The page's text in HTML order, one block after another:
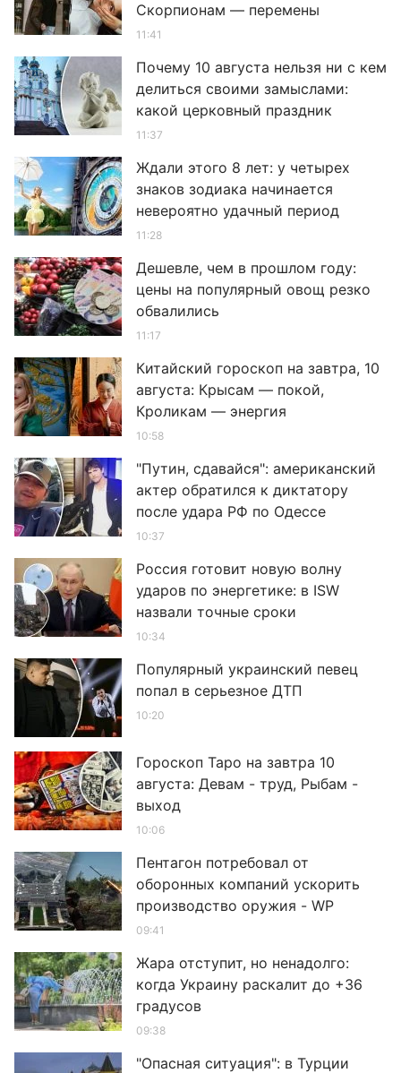
Скорпионам — перемены
11:41
Почему 10 августа нельзя ни с кем
делиться своими замыслами:
какой церковный праздник
11:37
Ждали этого 8 лет: у четырех
знаков зодиака начинается
невероятно удачный период
11:28
Дешевле, чем в прошлом году:
цены на популярный овощ резко
обвалились
11:17
Китайский гороскоп на завтра, 10
августа: Крысам — покой,
Кроликам — энергия
10:58
"Путин, сдавайся": американский
актер обратился к диктатору
после удара РФ по Одессе
10:37
Россия готовит новую волну
ударов по энергетике: в ISW
назвали точные сроки
10:34
Популярный украинский певец
попал в серьезное ДТП
10:20
Гороскоп Таро на завтра 10
августа: Девам - труд, Рыбам -
выход
10:06
Пентагон потребовал от
оборонных компаний ускорить
производство оружия - WP
09:41
Жара отступит, но ненадолго:
когда Украину раскалит до +36
градусов
09:38
"Опасная ситуация": в Турции